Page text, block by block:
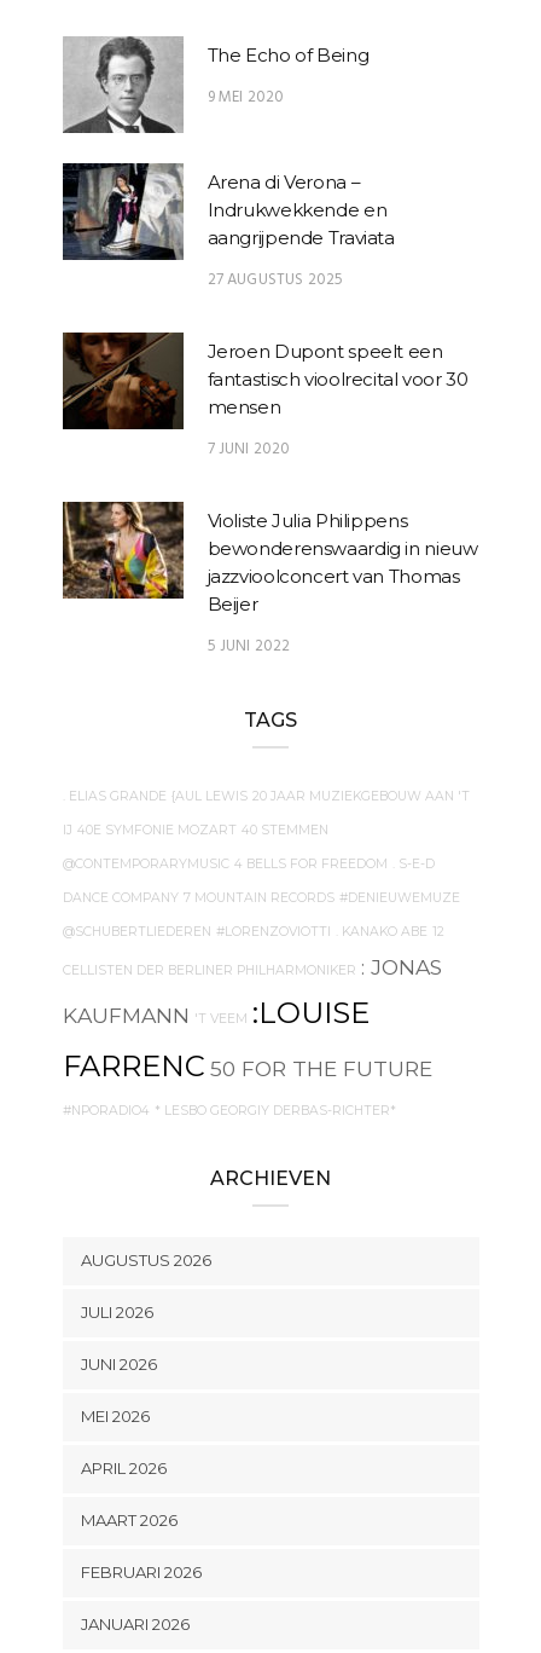
The Echo of Being
9 MEI 2020
Arena di Verona –
Indrukwekkende en
aangrijpende Traviata
27 AUGUSTUS 2025
Jeroen Dupont speelt een
fantastisch vioolrecital voor 30
mensen
7 JUNI 2020
Violiste Julia Philippens
bewonderenswaardig in nieuw
jazzvioolconcert van Thomas
Beijer
5 JUNI 2022
TAGS
. ELIAS GRANDE {AUL LEWIS 20 JAAR MUZIEKGEBOUW AAN 'T
IJ 40E SYMFONIE MOZART 40 STEMMEN
@CONTEMPORARYMUSIC 4 BELLS FOR FREEDOM . S-E-D
DANCE COMPANY 7 MOUNTAIN RECORDS #DENIEUWEMUZE
@SCHUBERTLIEDEREN #LORENZOVIOTTI . KANAKO ABE 12
CELLISTEN DER BERLINER PHILHARMONIKER : JONAS
KAUFMANN 'T VEEM :LOUISE
FARRENC 50 FOR THE FUTURE
#NPORADIO4 * LESBO GEORGIY DERBAS-RICHTER*
ARCHIEVEN
AUGUSTUS 2026
JULI 2026
JUNI 2026
MEI 2026
APRIL 2026
MAART 2026
FEBRUARI 2026
JANUARI 2026